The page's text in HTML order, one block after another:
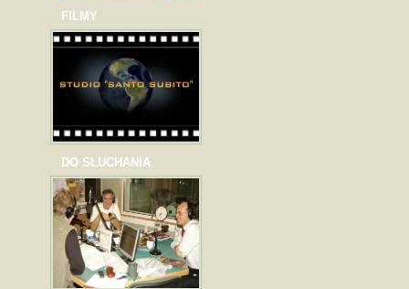
FILMY
DO SŁUCHANIA